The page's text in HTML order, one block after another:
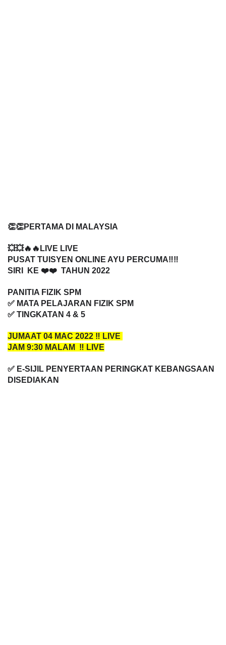
👏👏PERTAMA DI MALAYSIA
💥💥🔥🔥LIVE LIVE
PUSAT TUISYEN ONLINE AYU PERCUMA‼️‼️
SIRI  KE ❤️❤️  TAHUN 2022
PANITIA FIZIK SPM
✅ MATA PELAJARAN FIZIK SPM
✅ TINGKATAN 4 & 5
JUMAAT 04 MAC 2022 ‼️ LIVE
JAM 9:30 MALAM  ‼️ LIVE
✅ E-SIJIL PENYERTAAN PERINGKAT KEBANGSAAN
DISEDIAKAN